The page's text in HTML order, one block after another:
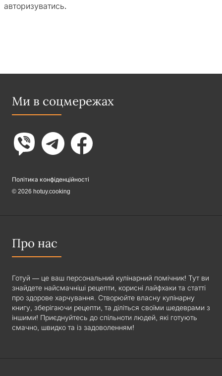
авторизуватись.
Ми в соцмережах
Політика конфіденційності
© 2026 hotuy.cooking
Про нас
Готуй — це ваш персональний кулінарний помічник! Тут ви
знайдете найсмачніші рецепти, корисні лайфхаки та статті
про здорове харчування. Створюйте власну кулінарну
книгу, зберігаючи рецепти, та діліться своїми шедеврами з
іншими! Приєднуйтесь до спільноти людей, які готують
смачно, швидко та із задоволенням!